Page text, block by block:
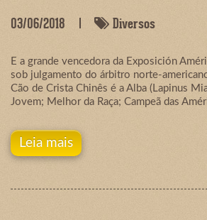
03/06/2018 Diversos
E a grande vencedora da Exposición
sob julgamento do árbitro norte-
Cão de Crista Chinês é a Alba (Lapinus
Jovem; Melhor da Raça; Campeã das
Leia mais